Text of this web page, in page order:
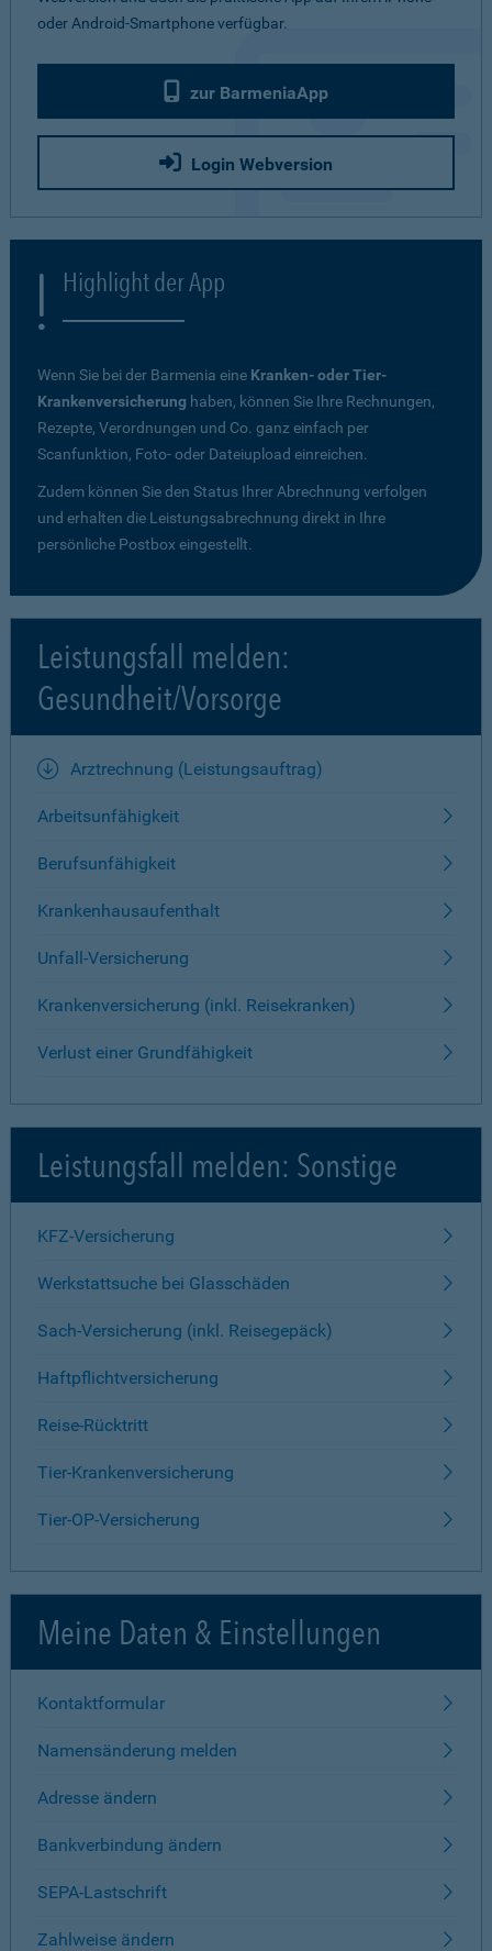
oder Android-Smartphone verfügbar.
zur BarmeniaApp
Login Webversion
Highlight der App
Wenn Sie bei der Barmenia eine Kranken- oder Tier-
Krankenversicherung haben, können Sie Ihre Rechnungen,
Rezepte, Verordnungen und Co. ganz einfach per
Scanfunktion, Foto- oder Dateiupload einreichen.
Zudem können Sie den Status Ihrer Abrechnung verfolgen
und erhalten die Leistungsabrechnung direkt in Ihre
persönliche Postbox eingestellt.
Leistungsfall melden:
Gesundheit/Vorsorge
Arztrechnung (Leistungsauftrag)
Arbeitsunfähigkeit
Berufsunfähigkeit
Krankenhausaufenthalt
Unfall-Versicherung
Krankenversicherung (inkl. Reisekranken)
Verlust einer Grundfähigkeit
Leistungsfall melden: Sonstige
KFZ-Versicherung
Werkstattsuche bei Glasschäden
Sach-Versicherung (inkl. Reisegepäck)
Haftpflichtversicherung
Reise-Rücktritt
Tier-Krankenversicherung
Tier-OP-Versicherung
Meine Daten & Einstellungen
Kontaktformular
Namensänderung melden
Adresse ändern
Bankverbindung ändern
SEPA-Lastschrift
Zahlweise ändern